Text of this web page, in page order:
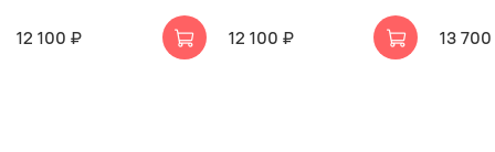
12 100 ₽ 12 100 ₽ 13